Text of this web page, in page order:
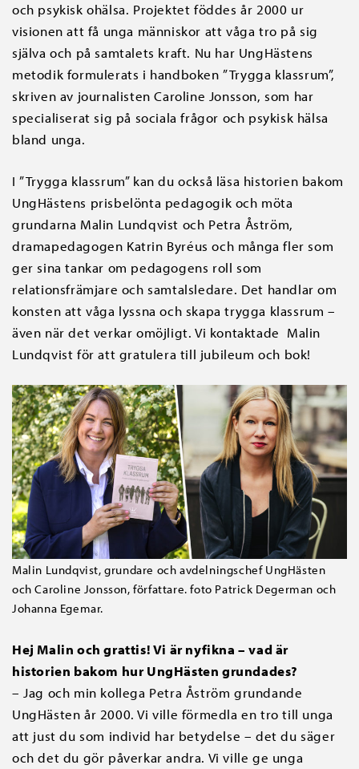
och psykisk ohälsa. Projektet föddes år 2000 ur
visionen att få unga människor att våga tro på sig
själva och på samtalets kraft. Nu har UngHästens
metodik formulerats i handboken ”Trygga klassrum”,
skriven av journalisten Caroline Jonsson, som har
specialiserat sig på sociala frågor och psykisk hälsa
bland unga.
I ”Trygga klassrum” kan du också läsa historien bakom
UngHästens prisbelönta pedagogik och möta
grundarna Malin Lundqvist och Petra Åström,
dramapedagogen Katrin Byréus och många fler som
ger sina tankar om pedagogens roll som
relationsfrämjare och samtalsledare. Det handlar om
konsten att våga lyssna och skapa trygga klassrum –
även när det verkar omöjligt. Vi kontaktade Malin
Lundqvist för att gratulera till jubileum och bok!
Malin Lundqvist, grundare och avdelningschef UngHästen
och Caroline Jonsson, författare. foto Patrick Degerman och
Johanna Egemar.
Hej Malin och grattis! Vi är nyfikna – vad är
historien bakom hur UngHästen grundades?
– Jag och min kollega Petra Åström grundande
UngHästen år 2000. Vi ville förmedla en tro till unga
att just du som individ har betydelse – det du säger
och det du gör påverkar andra. Vi ville ge unga